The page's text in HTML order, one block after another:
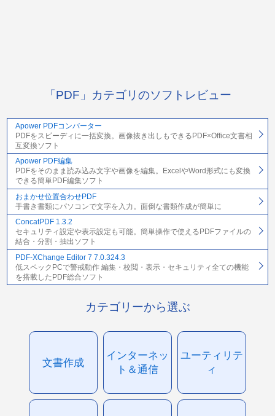
「PDF」カテゴリのソフトレビュー
Apower PDFコンバーター
PDFをスピーディに一括変換。画像抜き出しもできるPDF×Office文書相
互変換ソフト
Apower PDF編集
PDFをそのまま読み込み文字や画像を編集。ExcelやWord形式にも変換
できる簡単PDF編集ソフト
おまかせ位置合わせPDF
手書き書類にパソコンで文字を入力。面倒な書類作成が簡単に
ConcatPDF 1.3.2
セキュリティ設定や表示設定も可能。簡単操作で使えるPDFファイルの
結合・分割・抽出ソフト
PDF-XChange Editor 7 7.0.324.3
低スペックPCで警戒動作 編集・校閲・表示・セキュリティ全ての機能
を搭載したPDF総合ソフト
カテゴリーから選ぶ
文書作成
インターネッ
ト＆通信
ユーティリテ
ィ